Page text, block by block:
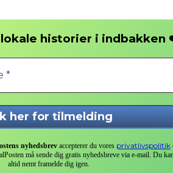
historier i indbakken
nyhedsbrevaccepterer du vores privatlivspolitik
må sende dig gratis nyhedsbreve via e-mail. Du
altid nemt framelde dig igen.